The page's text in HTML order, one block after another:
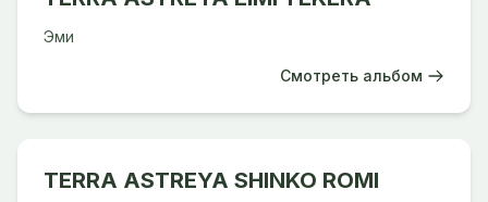
Эми
Смотреть альбом
TERRA ASTREYA SHINKO ROMI